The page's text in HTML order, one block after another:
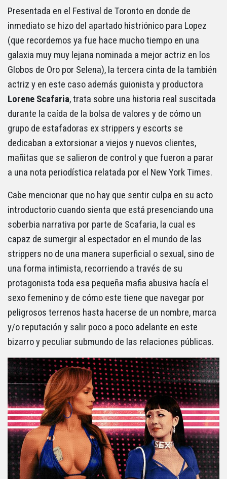
Presentada en el Festival de Toronto en donde de
inmediato se hizo del apartado histriónico para Lopez
(que recordemos ya fue hace mucho tiempo en una
galaxia muy muy lejana nominada a mejor actriz en los
Globos de Oro por Selena), la tercera cinta de la también
actriz y en este caso además guionista y productora
Lorene Scafaria, trata sobre una historia real suscitada
durante la caída de la bolsa de valores y de cómo un
grupo de estafadoras ex strippers y escorts se
dedicaban a extorsionar a viejos y nuevos clientes,
mañitas que se salieron de control y que fueron a parar
a una nota periodística relatada por el New York Times.
Cabe mencionar que no hay que sentir culpa en su acto
introductorio cuando sienta que está presenciando una
soberbia narrativa por parte de Scafaria, la cual es
capaz de sumergir al espectador en el mundo de las
strippers no de una manera superficial o sexual, sino de
una forma intimista, recorriendo a través de su
protagonista toda esa pequeña mafia abusiva hacía el
sexo femenino y de cómo este tiene que navegar por
peligrosos terrenos hasta hacerse de un nombre, marca
y/o reputación y salir poco a poco adelante en este
bizarro y peculiar submundo de las relaciones públicas.